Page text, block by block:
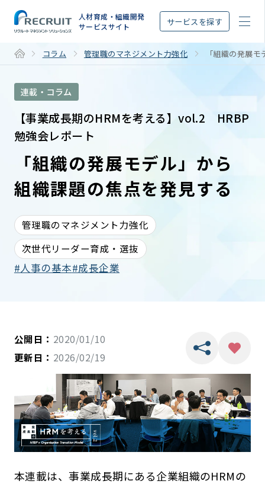
人材育成・組織開発
サービスサイト
サービスを探す
コラム 管理職のマネジメント力強化 「組織の発展
連載・コラム
【事業成長期のHRMを考える】vol.2 HRBP
勉強会レポート
「組織の発展モデル」から
組織課題の焦点を発見する
管理職のマネジメント力強化
次世代リーダー育成・選抜
人事の基本 成長企業
公開日： 2020/01/10
更新日： 2026/02/19
本連載は、事業成長期にある企業組織のHRMの